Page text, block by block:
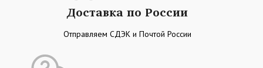
Доставка по России
Отправляем СДЭК и Почтой России